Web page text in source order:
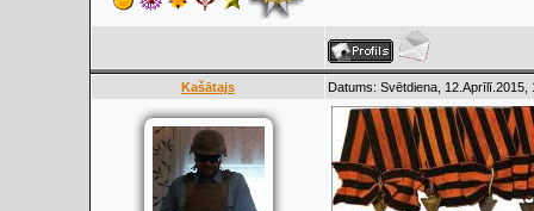
Kašātajs Datums: Svētdiena,